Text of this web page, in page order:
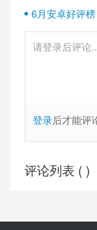
6月安卓好评
登录后才能评
评论列表 ( )